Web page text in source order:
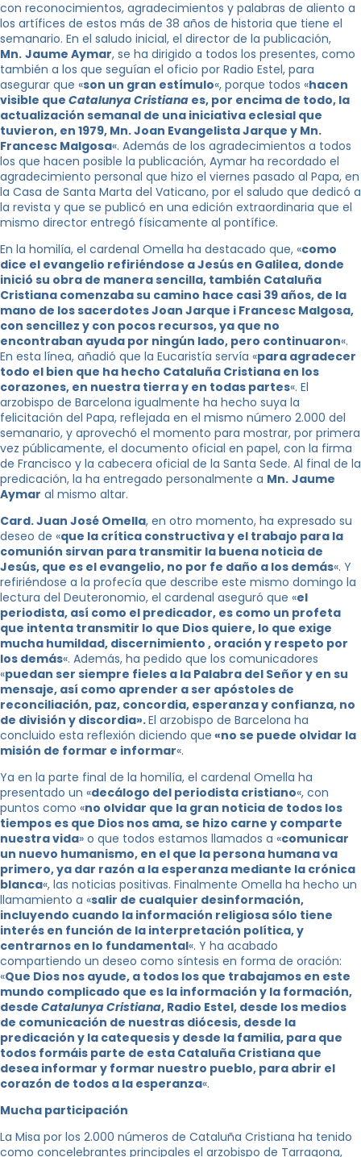
con reconocimientos, agradecimientos y palabras de aliento a
los artífices de estos más de 38 años de historia que tiene el
semanario. En el saludo inicial, el director de la publicación,
Mn. Jaume Aymar, se ha dirigido a todos los presentes, como
también a los que seguían el oficio por Radio Estel, para
asegurar que «son un gran estímulo«, porque todos «hacen
visible que Catalunya Cristiana es, por encima de todo, la
actualización semanal de una iniciativa eclesial que
tuvieron, en 1979, Mn. Joan Evangelista Jarque y Mn.
Francesc Malgosa«. Además de los agradecimientos a todos
los que hacen posible la publicación, Aymar ha recordado el
agradecimiento personal que hizo el viernes pasado al Papa, en
la Casa de Santa Marta del Vaticano, por el saludo que dedicó a
la revista y que se publicó en una edición extraordinaria que el
mismo director entregó físicamente al pontífice.
En la homilía, el cardenal Omella ha destacado que, «como
dice el evangelio refiriéndose a Jesús en Galilea, donde
inició su obra de manera sencilla, también Cataluña
Cristiana comenzaba su camino hace casi 39 años, de la
mano de los sacerdotesJoan Jarque i Francesc Malgosa,
con sencillez y con pocos recursos, ya que no
encontraban ayuda por ningún lado, pero continuaron«.
En esta línea, añadió que la Eucaristía servía «para agradecer
todo el bien que ha hecho Cataluña Cristiana en los
corazones, en nuestra tierra y en todas partes«. El
arzobispo de Barcelona igualmente ha hecho suya la
felicitación del Papa, reflejada en el mismo número 2.000 del
semanario, y aprovechó el momento para mostrar, por primera
vez públicamente, el documento oficial en papel, con la firma
de Francisco y la cabecera oficial de la Santa Sede. Al final de la
predicación, la ha entregado personalmente a Mn. Jaume
Aymar al mismo altar.
Card. Juan José Omella, en otro momento, ha expresado su
deseo de «que la crítica constructiva y el trabajo para la
comunión sirvan para transmitir la buena noticia de
Jesús, que es el evangelio, no por fe daño a los demás«. Y
refiriéndose a la profecía que describe este mismo domingo la
lectura del Deuteronomio, el cardenal aseguró que «el
periodista, así como el predicador, es como un profeta
que intenta transmitir lo que Dios quiere, lo que exige
mucha humildad, discernimiento , oración y respeto por
los demás«. Además, ha pedido que los comunicadores
«puedan ser siempre fieles a la Palabra del Señor y en su
mensaje, así como aprender a ser apóstoles de
reconciliación, paz, concordia, esperanza y confianza, no
de división y discordia».El arzobispo de Barcelona ha
concluido esta reflexión diciendo que «no se puede olvidar la
misión de formar e informar«.
Ya en la parte final de la homilía, el cardenal Omella ha
presentado un «decálogo del periodista cristiano«, con
puntos como «no olvidar que la gran noticia de todos los
tiempos es que Dios nos ama, se hizo carne y comparte
nuestra vida» o que todos estamos llamados a «comunicar
un nuevo humanismo, en el que la persona humana va
primero, ya dar razón a la esperanza mediante la crónica
blanca«, las noticias positivas. Finalmente Omella ha hecho un
llamamiento a «salir de cualquier desinformación,
incluyendo cuando la información religiosa sólo tiene
interés en función de la interpretación política, y
centrarnos en lo fundamental«. Y ha acabado
compartiendo un deseo como síntesis en forma de oración:
«Que Dios nos ayude, a todos los que trabajamos en este
mundo complicado que es la información y la formación,
desde Catalunya Cristiana, Radio Estel, desde los medios
de comunicación de nuestras diócesis, desde la
predicación y la catequesis y desde la familia, para que
todos formáis parte de esta Cataluña Cristiana que
desea informar y formar nuestro pueblo, para abrir el
corazón de todos a la esperanza«.
Mucha participación
La Misa por los 2.000 números de Cataluña Cristiana ha tenido
como concelebrantes principales el arzobispo de Tarragona,